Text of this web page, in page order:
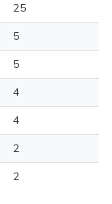
25
5
5
4
4
2
2